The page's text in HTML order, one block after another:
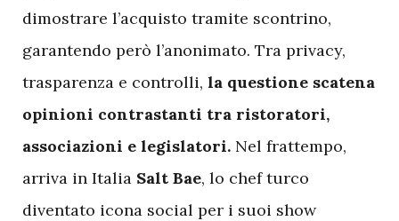
dimostrare l’acquisto tramite scontrino,
garantendo però l’anonimato. Tra privacy,
trasparenza e controlli, la questione scatena
opinioni contrastanti tra ristoratori,
associazioni e legislatori. Nel frattempo,
arriva in Italia Salt Bae, lo chef turco
diventato icona social per i suoi show